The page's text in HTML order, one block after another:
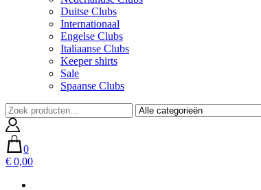
Duitse Clubs
Internationaal
Engelse Clubs
Italiaanse Clubs
Keeper shirts
Sale
Spaanse Clubs
0
€ 0,00